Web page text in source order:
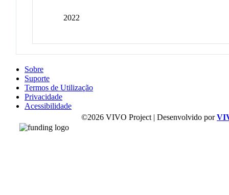
2022
Sobre
Suporte
Termos de Utilização
Privacidade
Acessibilidade
©2026 VIVO Project | Desenvolvido por